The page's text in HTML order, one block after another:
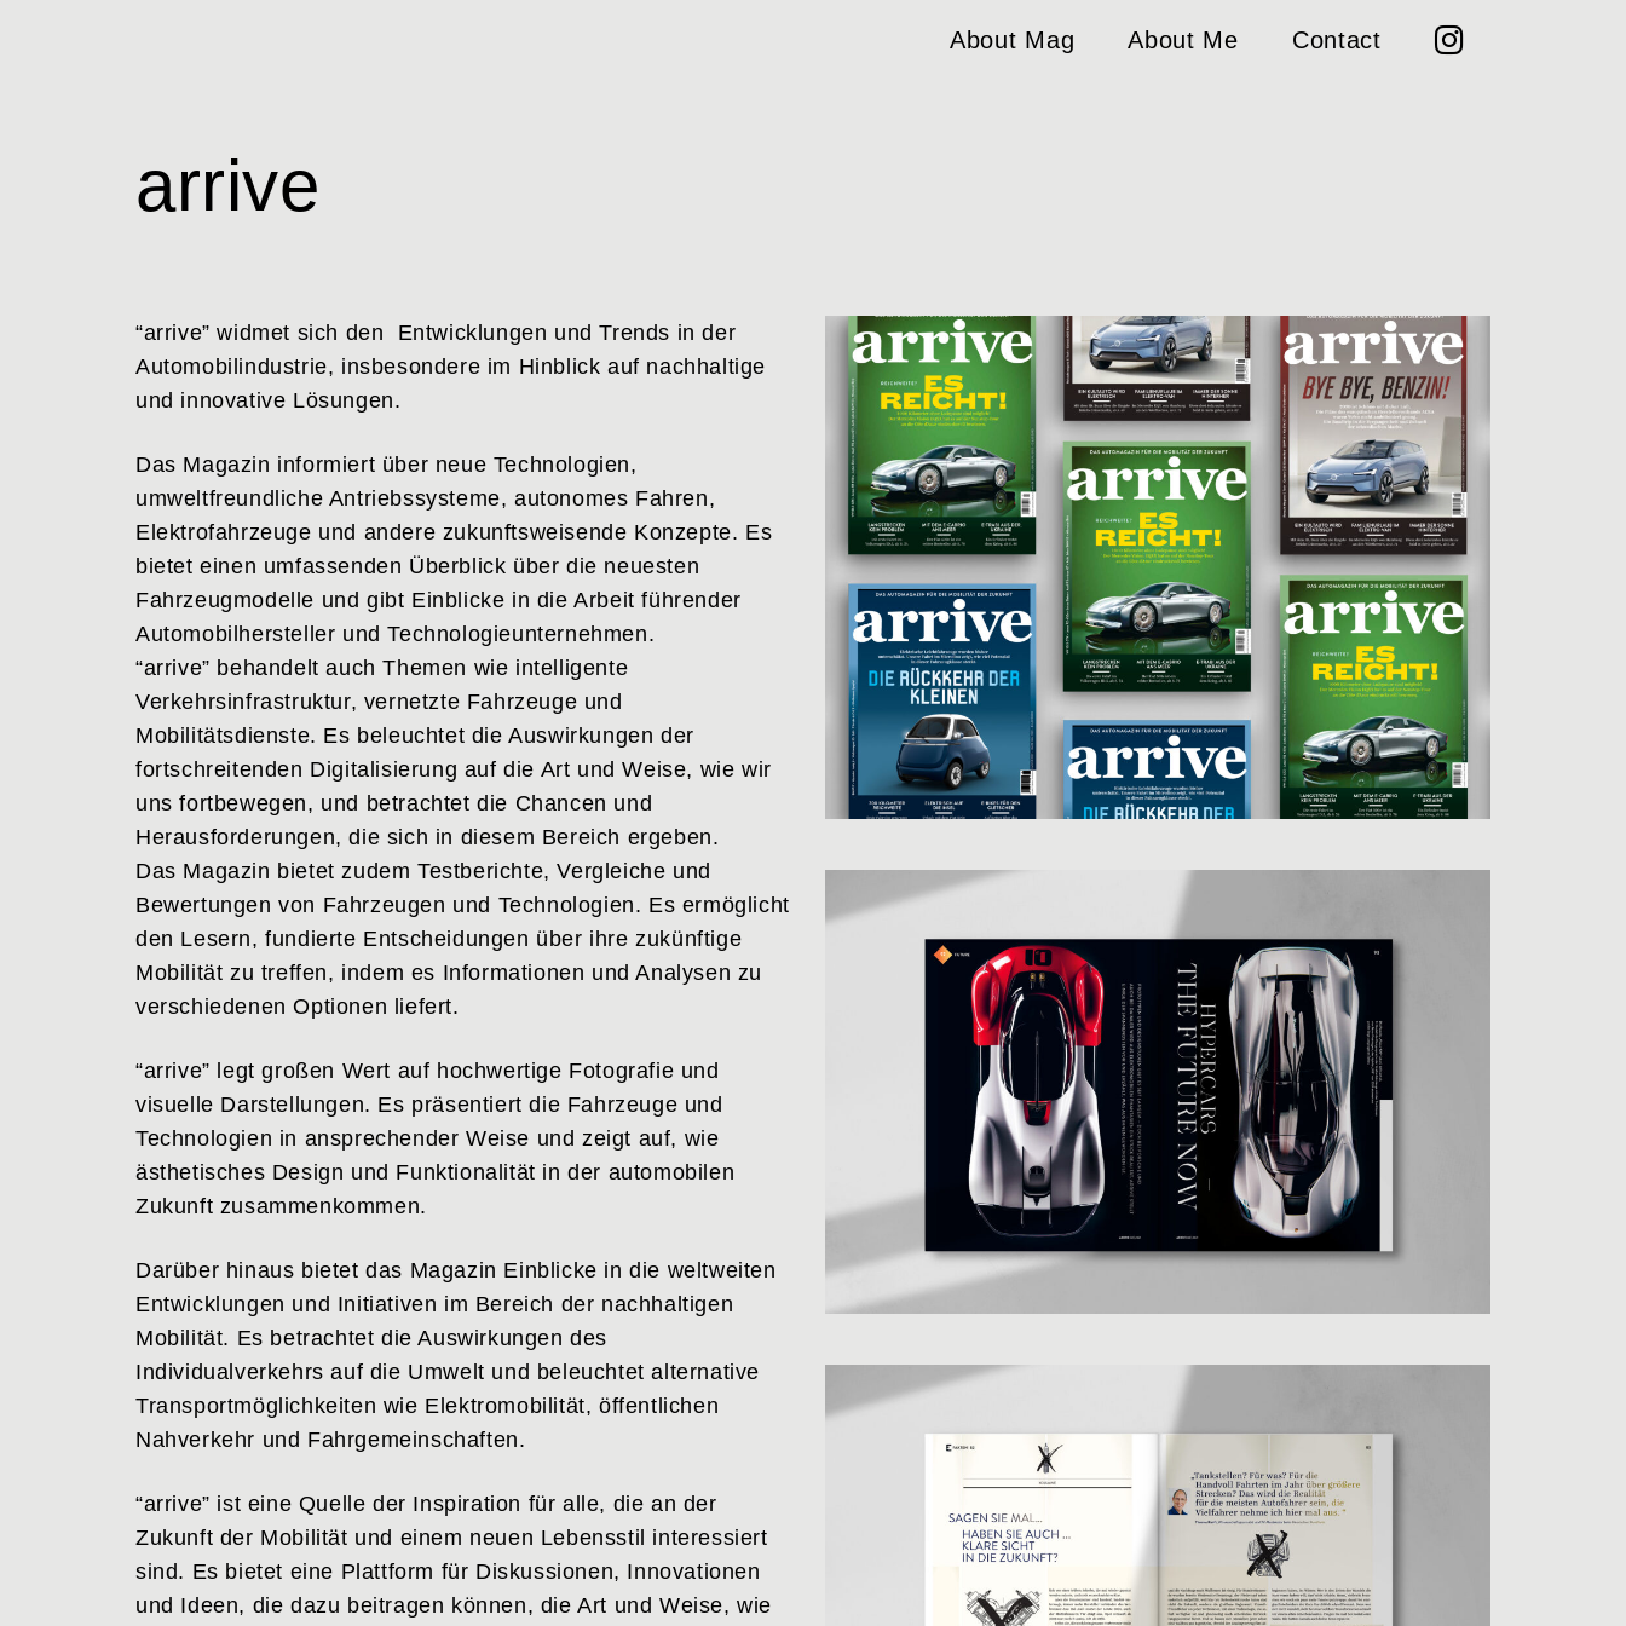
About Mag About Me Contact
arrive
“arrive” widmet sich den Entwicklungen und Trends in der
Automobilindustrie, insbesondere im Hinblick auf nachhaltige
und innovative Lösungen.
Das Magazin informiert über neue Technologien,
umweltfreundliche Antriebssysteme, autonomes Fahren,
Elektrofahrzeuge und andere zukunftsweisende Konzepte. Es
bietet einen umfassenden Überblick über die neuesten
Fahrzeugmodelle und gibt Einblicke in die Arbeit führender
Automobilhersteller und Technologieunternehmen.
“arrive” behandelt auch Themen wie intelligente
Verkehrsinfrastruktur, vernetzte Fahrzeuge und
Mobilitätsdienste. Es beleuchtet die Auswirkungen der
fortschreitenden Digitalisierung auf die Art und Weise, wie wir
uns fortbewegen, und betrachtet die Chancen und
Herausforderungen, die sich in diesem Bereich ergeben.
Das Magazin bietet zudem Testberichte, Vergleiche und
Bewertungen von Fahrzeugen und Technologien. Es ermöglicht
den Lesern, fundierte Entscheidungen über ihre zukünftige
Mobilität zu treffen, indem es Informationen und Analysen zu
verschiedenen Optionen liefert.
“arrive” legt großen Wert auf hochwertige Fotografie und
visuelle Darstellungen. Es präsentiert die Fahrzeuge und
Technologien in ansprechender Weise und zeigt auf, wie
ästhetisches Design und Funktionalität in der automobilen
Zukunft zusammenkommen.
Darüber hinaus bietet das Magazin Einblicke in die weltweiten
Entwicklungen und Initiativen im Bereich der nachhaltigen
Mobilität. Es betrachtet die Auswirkungen des
Individualverkehrs auf die Umwelt und beleuchtet alternative
Transportmöglichkeiten wie Elektromobilität, öffentlichen
Nahverkehr und Fahrgemeinschaften.
“arrive” ist eine Quelle der Inspiration für alle, die an der
Zukunft der Mobilität und einem neuen Lebensstil interessiert
sind. Es bietet eine Plattform für Diskussionen, Innovationen
und Ideen, die dazu beitragen können, die Art und Weise, wie